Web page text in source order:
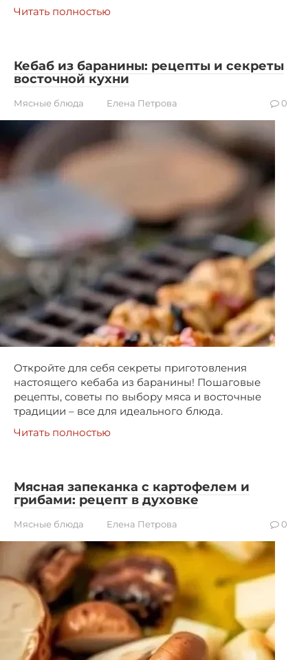
Читать полностью
Кебаб из баранины: рецепты и секреты
восточной кухни
Мясные блюда Елена Петрова 0
Откройте для себя секреты приготовления
настоящего кебаба из баранины! Пошаговые
рецепты, советы по выбору мяса и восточные
традиции – все для идеального блюда.
Читать полностью
Мясная запеканка с картофелем и
грибами: рецепт в духовке
Мясные блюда Елена Петрова 0